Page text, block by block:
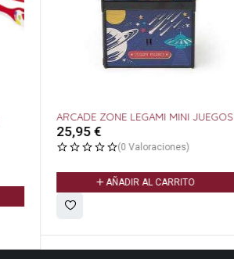
ARCADE ZONE LEGAMI MINI JUEGOS
25,95€
(0 Valoraciones)
AÑADIR AL CARRITO